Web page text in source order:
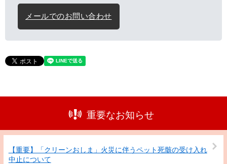
メールでのお問い合わせ
重要なお知らせ
【重要】「クリーンおしま」火災に伴うペット死骸の受け入れ
中止について